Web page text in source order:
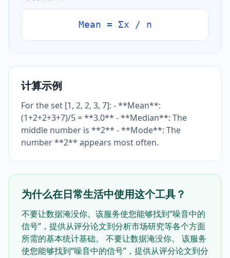
Mean = Σx / n
计算示例
For the set [1, 2, 2, 3, 7]: - **Mean**:
(1+2+2+3+7)/5 = **3.0** - **Median**: The
middle number is **2** - **Mode**: The
number **2** appears most often.
为什么在日常生活中使用这个工具？
不要让数据淹没你。该服务使您能够找到“噪音中的
信号”，提供从评分论文到分析市场研究等各个方面
所需的基本统计基础。 不要让数据淹没你。 该服务
使您能够找到“噪音中的信号”，提供从评分论文到分